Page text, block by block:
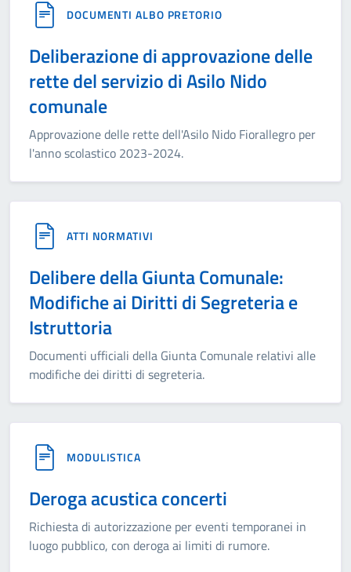
DOCUMENTI ALBO PRETORIO
Deliberazione di approvazione delle
rette del servizio di Asilo Nido
comunale
Approvazione delle rette dell'Asilo Nido Fiorallegro per
l'anno scolastico 2023-2024.
ATTI NORMATIVI
Delibere della Giunta Comunale:
Modifiche ai Diritti di Segreteria e
Istruttoria
Documenti ufficiali della Giunta Comunale relativi alle
modifiche dei diritti di segreteria.
MODULISTICA
Deroga acustica concerti
Richiesta di autorizzazione per eventi temporanei in
luogo pubblico, con deroga ai limiti di rumore.